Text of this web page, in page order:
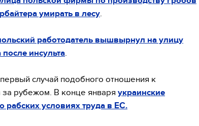
умирать в лесу
работодатель вышвырнул на улицу
после инсульта
случай подобного отношения к
за рубежом. В конце января украинские
рабских условиях труда в ЕС.